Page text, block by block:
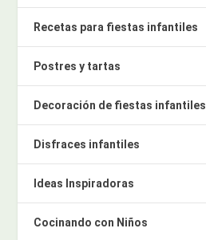
Recetas para fiestas infantiles
Postres y tartas
Decoración de fiestas infantiles
Disfraces infantiles
Ideas Inspiradoras
Cocinando con Niños